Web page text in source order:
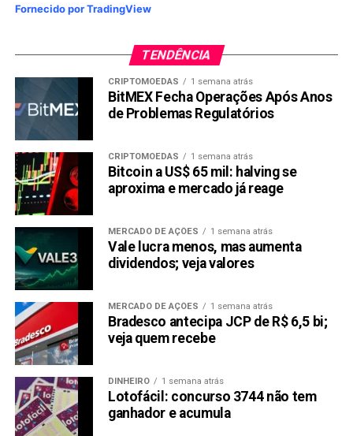
Fornecido por TradingView
TENDÊNCIA
CRIPTOMOEDAS 1 semana atrás
BitMEX Fecha Operações Após Anos
de Problemas Regulatórios
CRIPTOMOEDAS 1 semana atrás
Bitcoin a US$ 65 mil: halving se
aproxima e mercado já reage
MERCADO DE AÇÕES 1 semana atrás
Vale lucra menos, mas aumenta
dividendos; veja valores
MERCADO DE AÇÕES 1 semana atrás
Bradesco antecipa JCP de R$ 6,5 bi;
veja quem recebe
DINHEIRO 1 semana atrás
Lotofácil: concurso 3744 não tem
ganhador e acumula